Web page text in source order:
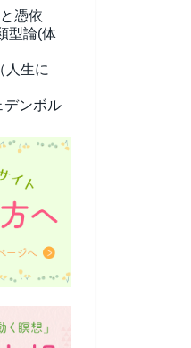
憑依
型論(体
人生に
デンボル